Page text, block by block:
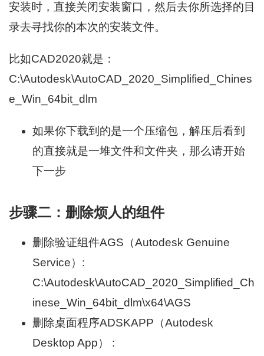
安装时，直接关闭安装窗口，然后去你所选择的目
录去寻找你的本次的安装文件。
比如CAD2020就是：
C:\Autodesk\AutoCAD_2020_Simplified_Chines
e_Win_64bit_dlm
如果你下载到的是一个压缩包，解压后看到
的直接就是一堆文件和文件夹，那么请开始
下一步
步骤二：删除烦人的组件
删除验证组件AGS（Autodesk Genuine
Service）:
C:\Autodesk\AutoCAD_2020_Simplified_Ch
inese_Win_64bit_dlm\x64\AGS
删除桌面程序ADSKAPP（Autodesk
Desktop App） :